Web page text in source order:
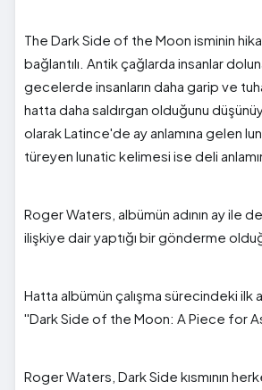
The Dark Side of the Moon isminin
bağlantılı. Antik çağlarda insanlar
gecelerde insanların daha garip ve
hatta daha saldırgan olduğunu
olarak Latince'de ay anlamına gelen
türeyen lunatic kelimesi ise deli
Roger Waters, albümün adının ay ile
ilişkiye dair yaptığı bir gönderme
Hatta albümün çalışma sürecindeki ilk
''Dark Side of the Moon: A Piece for
Roger Waters, Dark Side kısmının